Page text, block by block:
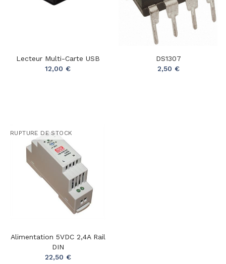
Lecteur Multi-Carte USB
12,00 €
DS1307
2,50 €
RUPTURE DE STOCK
Alimentation 5VDC 2,4A Rail
DIN
22,50 €